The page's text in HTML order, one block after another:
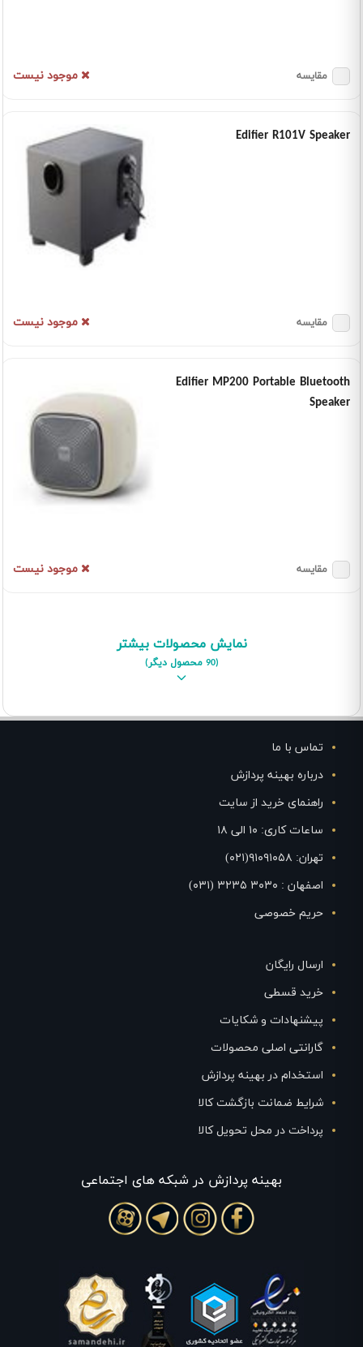
موجود نیست مقایسه
Edifier R101V Speaker
موجود نیست مقایسه
Edifier MP200 Portable Bluetooth
Speaker
موجود نیست مقایسه
نمایش محصولات بیشتر
(90 محصول دیگر)
تماس با ما
درباره بهینه پردازش
راهنمای خرید از سایت
ساعات کاری: ۱۰ الی ۱۸
تهران: ۹۱۰۹۱۰۵۸(۰۲۱)
اصفهان : ۳۰۳۰ ۳۲۳۵ (۰۳۱)
حریم خصوصی
ارسال رایگان
خرید قسطی
پیشنهادات و شکایات
گارانتی اصلی محصولات
استخدام در بهینه پردازش
شرایط ضمانت بازگشت کالا
پرداخت در محل تحویل کالا
بهينه پردازش در شبکه های اجتماعی